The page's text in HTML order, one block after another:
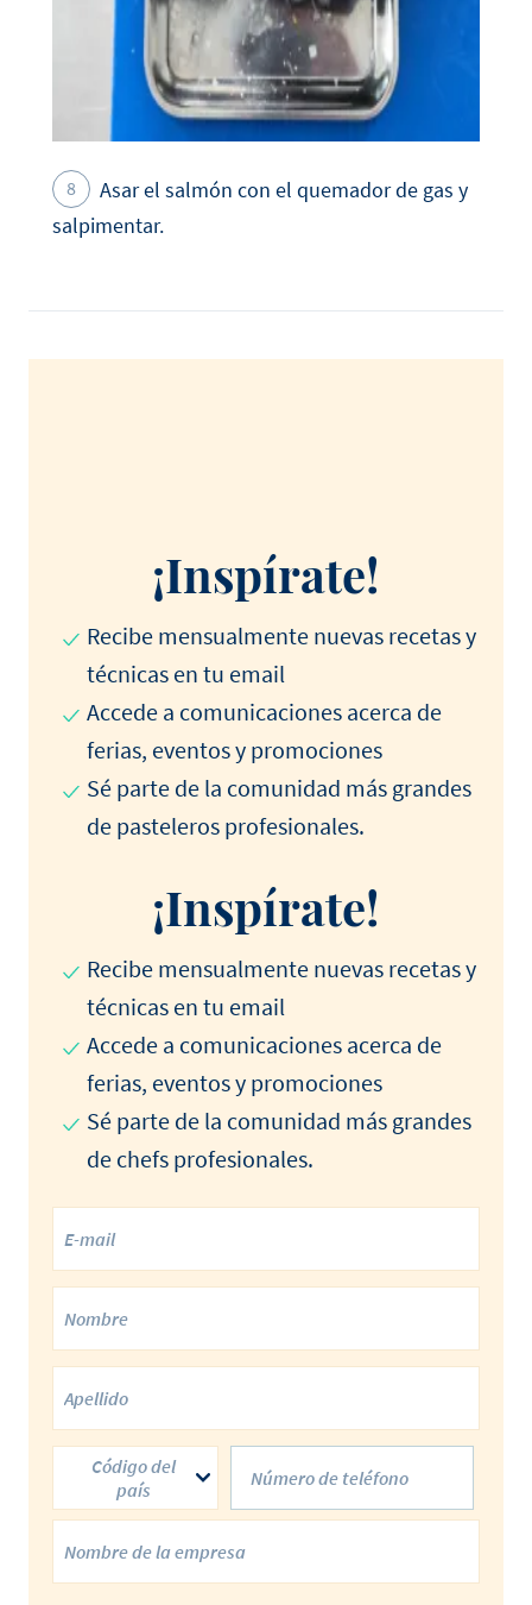
Asar el salmón con el quemador de gas y
salpimentar.
¡Inspírate!
Recibe mensualmente nuevas recetas y
técnicas en tu email
Accede a comunicaciones acerca de
ferias, eventos y promociones
Sé parte de la comunidad más grandes
de pasteleros profesionales.
¡Inspírate!
Recibe mensualmente nuevas recetas y
técnicas en tu email
Accede a comunicaciones acerca de
ferias, eventos y promociones
Sé parte de la comunidad más grandes
de chefs profesionales.
Código del
país